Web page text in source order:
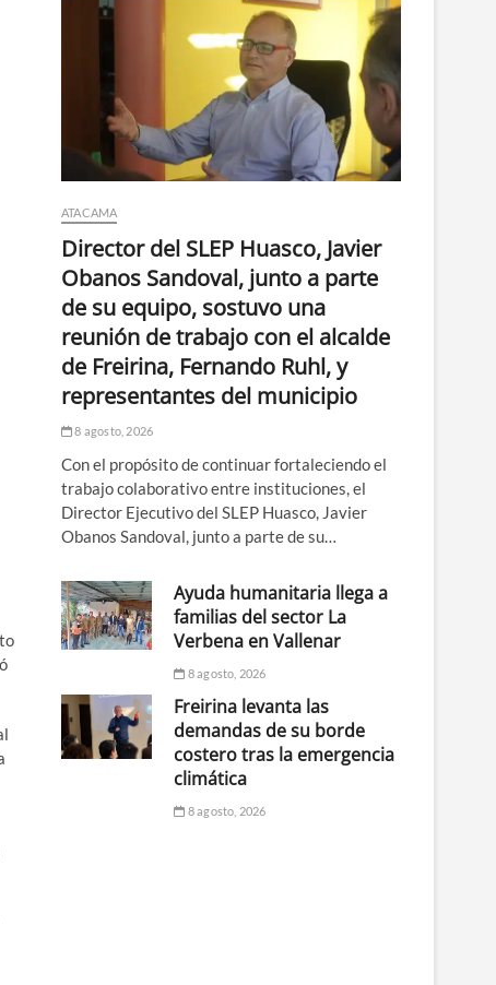
ATACAMA
Director del SLEP Huasco, Javier
Obanos Sandoval, junto a parte
de su equipo, sostuvo una
reunión de trabajo con el alcalde
de Freirina, Fernando Ruhl, y
representantes del municipio
8 agosto, 2026
Con el propósito de continuar fortaleciendo el
trabajo colaborativo entre instituciones, el
Director Ejecutivo del SLEP Huasco, Javier
Obanos Sandoval, junto a parte de su…
Ayuda humanitaria llega a
familias del sector La
Verbena en Vallenar
8 agosto, 2026
Freirina levanta las
demandas de su borde
costero tras la emergencia
climática
8 agosto, 2026